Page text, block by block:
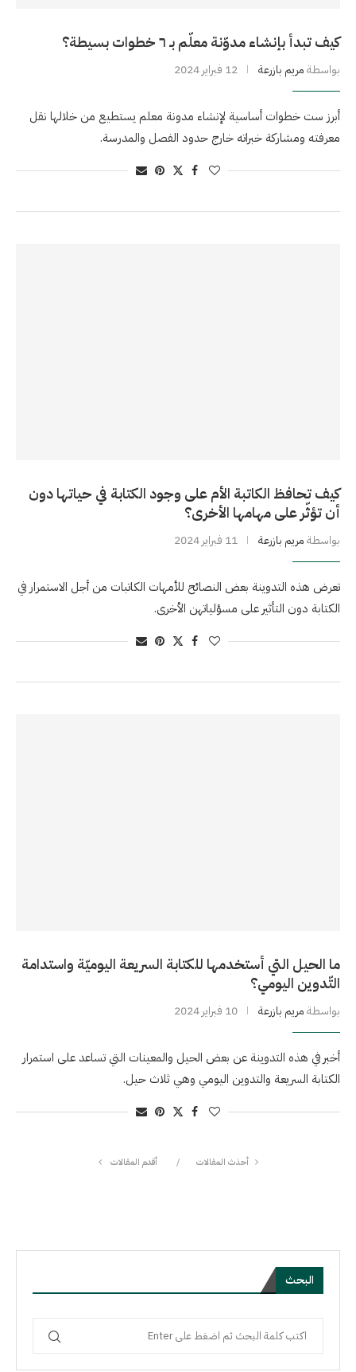
كيف تبدأ بإنشاء مدوّنة معلّم بـ ٦ خطوات بسيطة؟
بواسطةمريم بازرعة 12 فبراير 2024
أبرز ست خطوات أساسية لإنشاء مدونة معلم يستطيع من خلالها نقل
معرفته ومشاركة خبراته خارج حدود الفصل والمدرسة.
كيف تحافظ الكاتبة الأم على وجود الكتابة في حياتها دون
أن تؤثّر على مهامها الأخرى؟
بواسطةمريم بازرعة 11 فبراير 2024
تعرض هذه التدوينة بعض النصائح للأمهات الكاتبات من أجل الاستمرار في
الكتابة دون التأثير على مسؤلياتهن الأخرى.
ما الحيل التي أستخدمها للكتابة السريعة اليوميّة واستدامة
التّدوين اليومي؟
بواسطةمريم بازرعة 10 فبراير 2024
أخبر في هذه التدوينة عن بعض الحيل والمعينات التي تساعد على استمرار
الكتابة السريعة والتدوين اليومي وهي ثلاث حيل.
أحذث المقالات أقدم المقالات
البحث